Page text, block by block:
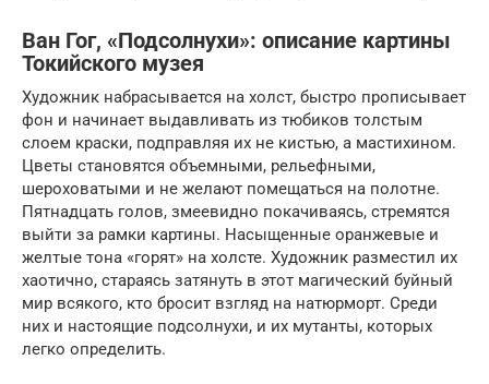
Ван Гог, «Подсолнухи»: описание картины
Токийского музея
Художник набрасывается на холст, быстро прописывает
фон и начинает выдавливать из тюбиков толстым
слоем краски, подправляя их не кистью, а мастихином.
Цветы становятся объемными, рельефными,
шероховатыми и не желают помещаться на полотне.
Пятнадцать голов, змеевидно покачиваясь, стремятся
выйти за рамки картины. Насыщенные оранжевые и
желтые тона «горят» на холсте. Художник разместил их
хаотично, стараясь затянуть в этот магический буйный
мир всякого, кто бросит взгляд на натюрморт. Среди
них и настоящие подсолнухи, и их мутанты, которых
легко определить.